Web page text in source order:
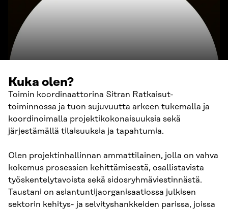
Kuka olen?
Toimin koordinaattorina Sitran Ratkaisut-
toiminnossa ja tuon sujuvuutta arkeen tukemalla ja
koordinoimalla projektikokonaisuuksia sekä
järjestämällä tilaisuuksia ja tapahtumia.
Olen projektinhallinnan ammattilainen, jolla on vahva
kokemus prosessien kehittämisestä, osallistavista
työskentelytavoista sekä sidosryhmäviestinnästä.
Taustani on asiantuntijaorganisaatiossa julkisen
sektorin kehitys- ja selvityshankkeiden parissa, joissa